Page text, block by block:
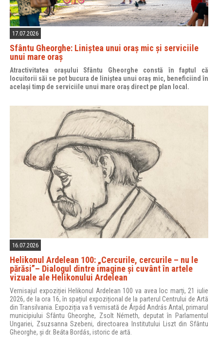
17.07.2026
Sfântu Gheorghe: Liniștea unui oraș mic și serviciile
unui mare oraș
Atractivitatea orașului Sfântu Gheorghe constă în faptul că
locuitorii săi se pot bucura de liniștea unui oraș mic, beneficiind în
același timp de serviciile unui mare oraș direct pe plan local.
16.07.2026
Helikonul Ardelean 100: „Cercurile, cercurile – nu le
părăsi”– Dialogul dintre imagine și cuvânt în artele
vizuale ale Helikonului Ardelean
Vernisajul expoziției Helikonul Ardelean 100 va avea loc marți, 21 iulie
2026, de la ora 16, în spațiul expozițional de la parterul Centrului de Artă
din Transilvania. Expoziția va fi vernisată de Árpád András Antal, primarul
municipiului Sfântu Gheorghe, Zsolt Németh, deputat în Parlamentul
Ungariei, Zsuzsanna Szebeni, directoarea Institutului Liszt din Sfântu
Gheorghe, și dr. Beáta Bordás, istoric de artă.